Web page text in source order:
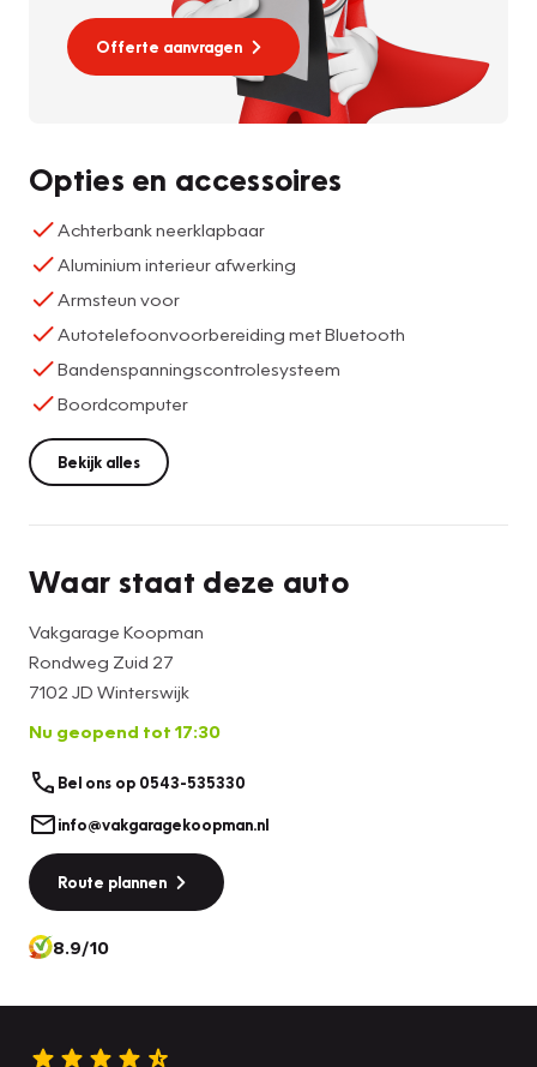
Offerte aanvragen
Opties en accessoires
Achterbank neerklapbaar
Aluminium interieur afwerking
Armsteun voor
Autotelefoonvoorbereiding met Bluetooth
Bandenspanningscontrolesysteem
Boordcomputer
Bekijk alles
Waar staat deze auto
Vakgarage Koopman
Rondweg Zuid 27
7102 JD Winterswijk
Nu geopend tot 17:30
Bel ons op 0543-535330
info@vakgaragekoopman.nl
Route plannen
8.9/10